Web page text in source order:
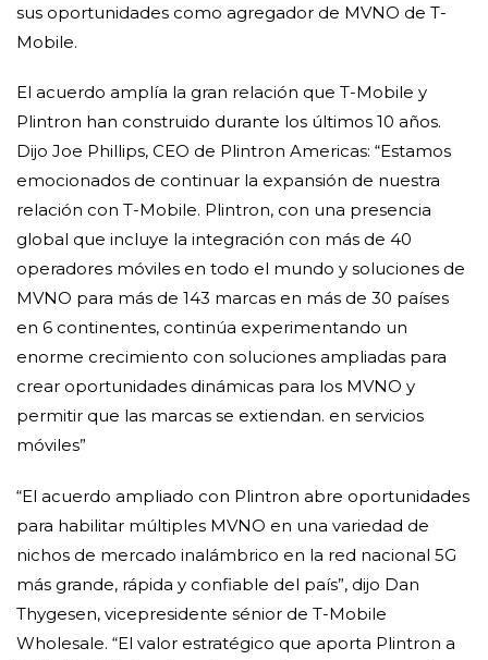
sus oportunidades como agregador de MVNO de T-
Mobile.
El acuerdo amplía la gran relación que T-Mobile y
Plintron han construido durante los últimos 10 años.
Dijo Joe Phillips, CEO de Plintron Americas: “Estamos
emocionados de continuar la expansión de nuestra
relación con T-Mobile. Plintron, con una presencia
global que incluye la integración con más de 40
operadores móviles en todo el mundo y soluciones de
MVNO para más de 143 marcas en más de 30 países
en 6 continentes, continúa experimentando un
enorme crecimiento con soluciones ampliadas para
crear oportunidades dinámicas para los MVNO y
permitir que las marcas se extiendan. en servicios
móviles”
“El acuerdo ampliado con Plintron abre oportunidades
para habilitar múltiples MVNO en una variedad de
nichos de mercado inalámbrico en la red nacional 5G
más grande, rápida y confiable del país”, dijo Dan
Thygesen, vicepresidente sénior de T-Mobile
Wholesale. “El valor estratégico que aporta Plintron a